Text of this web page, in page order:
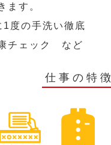
ます。
1度の手洗い徹底
チェック など
仕事の特徴